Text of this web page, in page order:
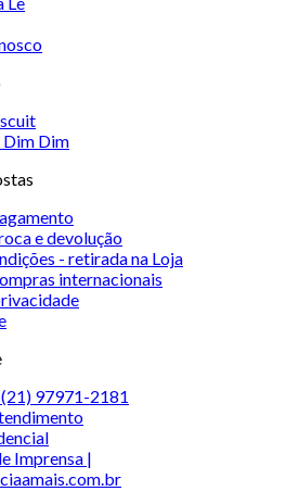
Dim Dim
e devolução
- retirada na Loja
internacionais
97971-2181
Imprensa |